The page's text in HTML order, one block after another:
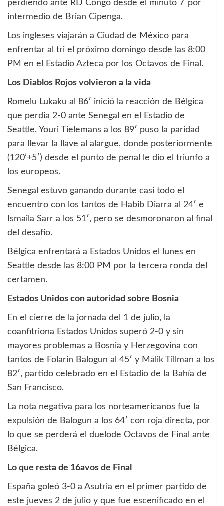
perdiendo ante RD Congo desde el minuto 7´por
intermedio de Brian Cipenga.
Los ingleses viajarán a Ciudad de México para
enfrentar al tri el próximo domingo desde las 8:00
PM en el Estadio Azteca por los Octavos de Final.
Los Diablos Rojos volvieron a la vida
Romelu Lukaku al 86′ inició la reacción de Bélgica
que perdía 2-0 ante Senegal en el Estadio de
Seattle. Youri Tielemans a los 89′ puso la paridad
para llevar la llave al alargue, donde posteriormente
(120’+5′) desde el punto de penal le dio el triunfo a
los europeos.
Senegal estuvo ganando durante casi todo el
encuentro con los tantos de Habib Diarra al 24′ e
Ismaila Sarr a los 51′, pero se desmoronaron al final
del desafío.
Bélgica enfrentará a Estados Unidos el lunes en
Seattle desde las 8:00 PM por la tercera ronda del
certamen.
Estados Unidos con autoridad sobre Bosnia
En el cierre de la jornada del 1 de julio, la
coanfitriona Estados Unidos superó 2-0 y sin
mayores problemas a Bosnia y Herzegovina con
tantos de Folarin Balogun al 45′ y Malik Tillman a los
82′, partido celebrado en el Estadio de la Bahía de
San Francisco.
La nota negativa para los norteamericanos fue la
expulsión de Balogun a los 64′ con roja directa, por
lo que se perderá el duelode Octavos de Final ante
Bélgica.
Lo que resta de 16avos de Final
España goleó 3-0 a Asutria en el primer partido de
este jueves 2 de julio y que fue escenificado en el